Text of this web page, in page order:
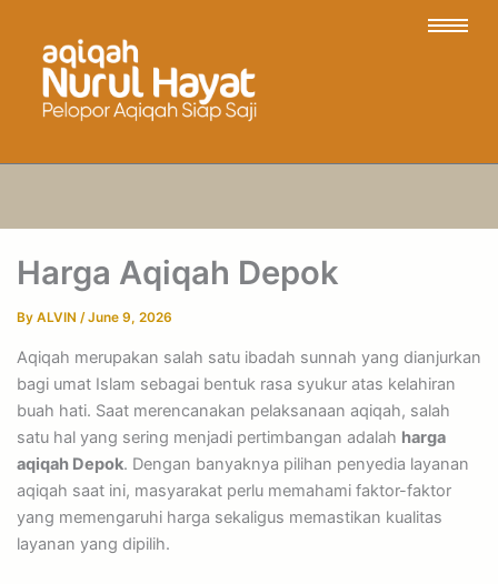
Harga Aqiqah Depok
By ALVIN /June 9, 2026
Aqiqah merupakan salah satu ibadah sunnah yang dianjurkan
bagi umat Islam sebagai bentuk rasa syukur atas kelahiran
buah hati. Saat merencanakan pelaksanaan aqiqah, salah
satu hal yang sering menjadi pertimbangan adalah harga
aqiqah Depok. Dengan banyaknya pilihan penyedia layanan
aqiqah saat ini, masyarakat perlu memahami faktor-faktor
yang memengaruhi harga sekaligus memastikan kualitas
layanan yang dipilih.